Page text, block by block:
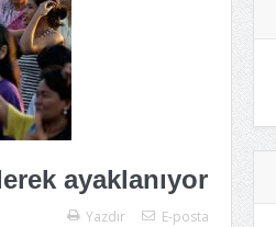
ayaklanıyor
Yazdır E-posta